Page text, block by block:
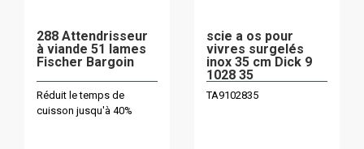
288 Attendrisseur
à viande 51 lames
Fischer Bargoin
Réduit le temps de
cuisson jusqu'à 40%
scie a os pour
vivres surgelés
inox 35 cm Dick 9
1028 35
TA9102835